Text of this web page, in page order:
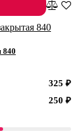
840
325 ₽
250 ₽